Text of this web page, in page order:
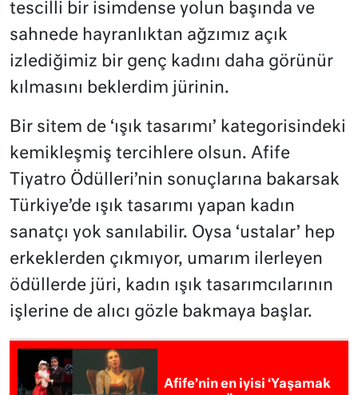
tescilli bir isimdense yolun başında ve
sahnede hayranlıktan ağzımız açık
izlediğimiz bir genç kadını daha görünür
kılmasını beklerdim jürinin.
Bir sitem de ‘ışık tasarımı’ kategorisindeki
kemikleşmiş tercihlere olsun. Afife
Tiyatro Ödülleri’nin sonuçlarına bakarsak
Türkiye’de ışık tasarımı yapan kadın
sanatçı yok sanılabilir. Oysa ‘ustalar’ hep
erkeklerden çıkmıyor, umarım ilerleyen
ödüllerde jüri, kadın ışık tasarımcılarının
işlerine de alıcı gözle bakmaya başlar.
Afife’nin en iyisi ‘Yaşamak